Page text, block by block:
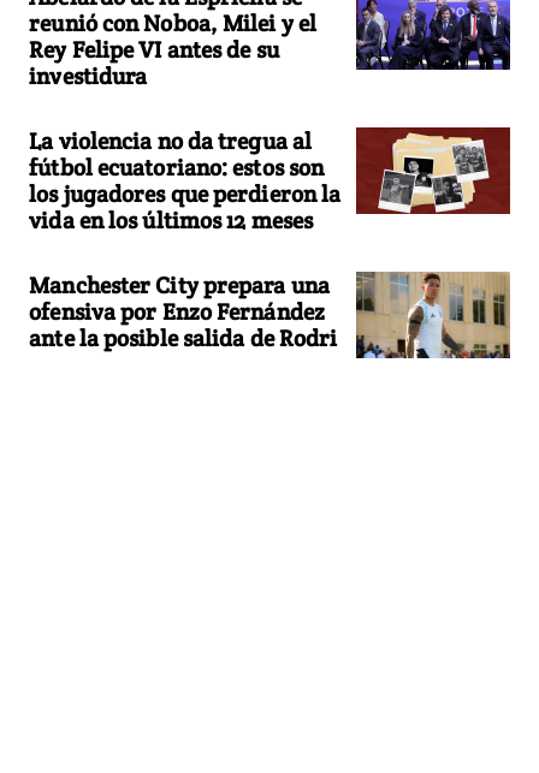
reunió con Noboa, Milei y el
Rey Felipe VI antes de su
investidura
La violencia no da tregua al
fútbol ecuatoriano: estos son
los jugadores que perdieron la
vida en los últimos 12 meses
Manchester City prepara una
ofensiva por Enzo Fernández
ante la posible salida de Rodri